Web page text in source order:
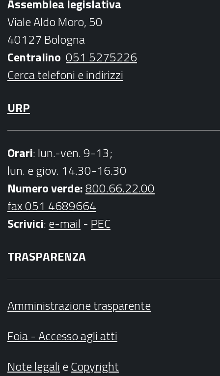
k
a
m
b
e
Assemblea legislativa
Viale Aldo Moro, 50
40127 Bologna
Centralino 051 5275226
Cerca telefoni e indirizzi
URP
Orari: lun.-ven. 9-13;
lun. e giov. 14.30-16.30
Numero verde:800.66.22.00
fax 051 4689664
Scrivici:e-mail - PEC
TRASPARENZA
Amministrazione trasparente
Foia - Accesso agli atti
Note legalieCopyright